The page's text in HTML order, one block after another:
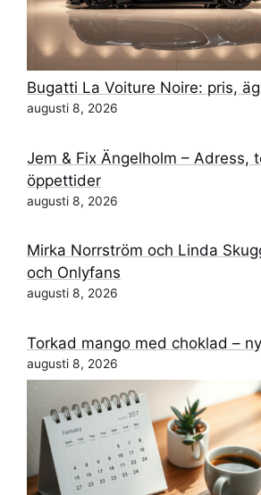
Bugatti La Voiture Noire: pris,
augusti 8, 2026
Jem & Fix Ängelholm – Adress,
öppettider
augusti 8, 2026
Mirka Norrström och Linda
och Onlyfans
augusti 8, 2026
Torkad mango med choklad –
augusti 8, 2026